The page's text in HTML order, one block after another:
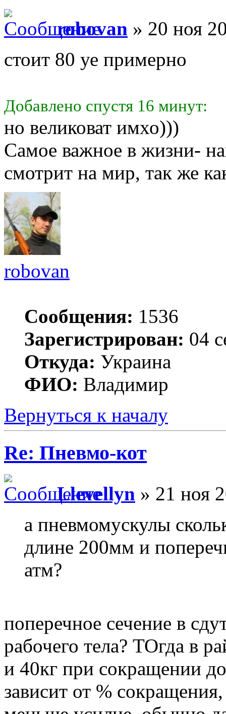
robovan » 20 ноя
стоит 80 уе примерно
Добавлено спустя 16 минут:
но великоват имхо)))
Самое важное в жизни-
смотрит на мир, так же
robovan
Сообщения: 1536
Зарегистрирован: 04
Откуда: Украина
ФИО: Владимир
Вернуться к началу
Re: Пневмо-кот
Llevellyn » 21 ноя
а пневмомускулы
длине 200мм и
атм?
поперечное сечение в
рабочего тела? ТОгда в
и 40кг при сокращении
зависит от %